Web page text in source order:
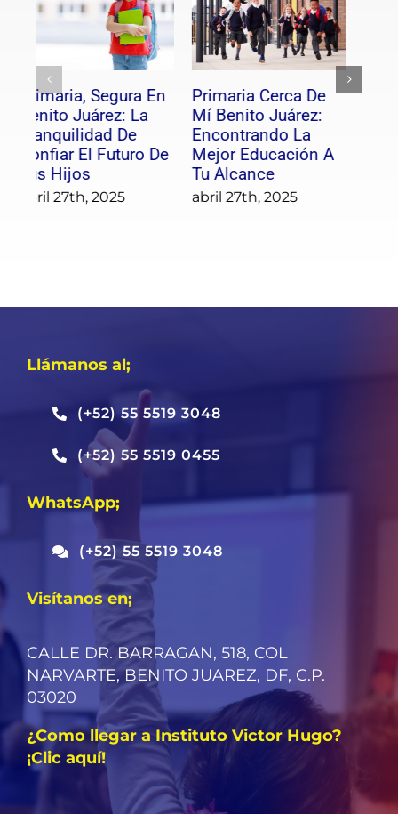
Primaria, Segura En
Benito Juárez: La
Tranquilidad De
Confiar El Futuro De
Tus Hijos
abril 27th, 2025
Primaria Cerca De
Mí Benito Juárez:
Encontrando La
Mejor Educación A
Tu Alcance
abril 27th, 2025
Llámanos al;
(+52) 55 5519 3048
(+52) 55 5519 0455
WhatsApp;
(+52) 55 5519 3048
Visítanos en;
CALLE DR. BARRAGAN, 518, COL
NARVARTE, BENITO JUAREZ, DF, C.P.
03020
¿Como llegar a Instituto Victor Hugo?
¡Clic aquí!